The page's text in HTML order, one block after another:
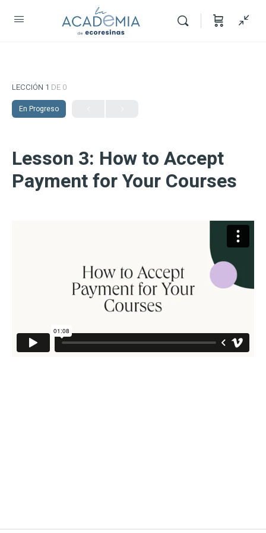
LECCIÓN 1 DE 0
En Progreso
Lesson 3: How to Accept
Payment for Your Courses